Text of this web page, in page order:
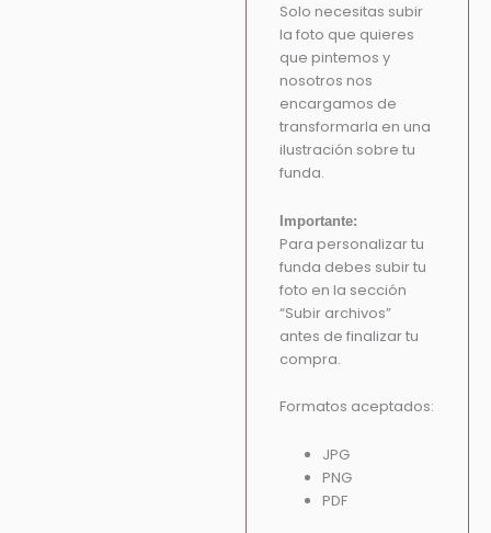
Solo necesitas subir
la foto que quieres
que pintemos y
nosotros nos
encargamos de
transformarla en una
ilustración sobre tu
funda.
Importante:
Para personalizar tu
funda debes subir tu
foto en la sección
“Subir archivos”
antes de finalizar tu
compra.
Formatos aceptados:
JPG
PNG
PDF